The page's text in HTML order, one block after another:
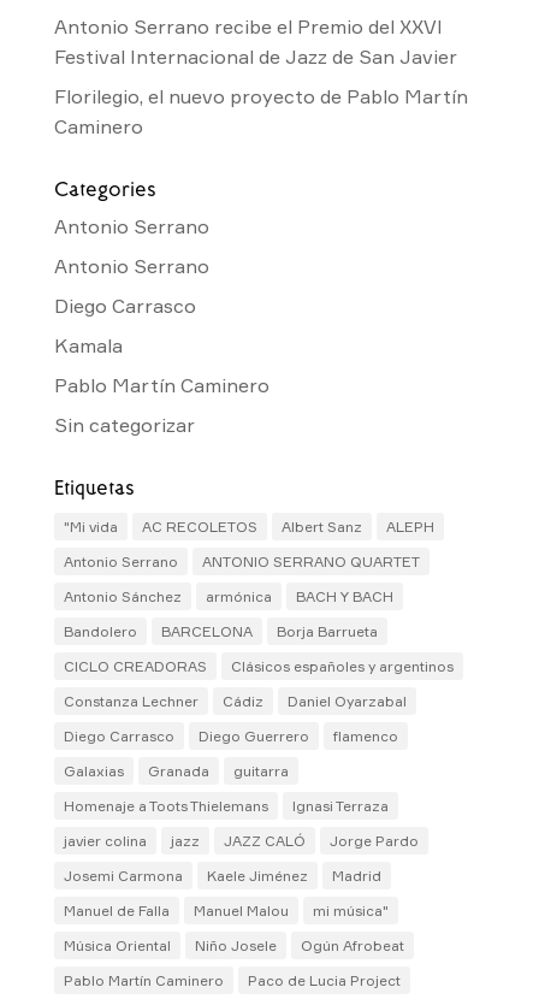
Antonio Serrano recibe el Premio del XXVI
Festival Internacional de Jazz de San Javier
Florilegio, el nuevo proyecto de Pablo Martín
Caminero
Categories
Antonio Serrano
Antonio Serrano
Diego Carrasco
Kamala
Pablo Martín Caminero
Sin categorizar
Etiquetas
"Mi vida AC RECOLETOS Albert Sanz
ALEPH
Antonio Serrano
ANTONIO SERRANO QUARTET
Antonio Sánchez
armónica
BACH Y BACH
Bandolero
BARCELONA
Borja Barrueta
CICLO CREADORAS
Clásicos españoles y argentinos
Constanza Lechner
Cádiz
Daniel Oyarzabal
Diego Carrasco
Diego Guerrero
flamenco
Galaxias
Granada
guitarra
Homenaje a Toots Thielemans
Ignasi Terraza
javier colina
jazz JAZZ CALÓ
Jorge Pardo
Josemi Carmona
Kaele Jiménez
Madrid
Manuel de Falla
Manuel Malou
mi música"
Música Oriental
Niño Josele
Ogún Afrobeat
Pablo Martín Caminero
Paco de Lucia Project